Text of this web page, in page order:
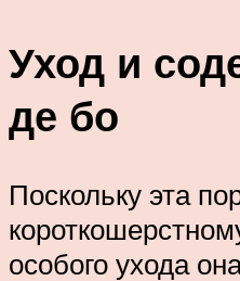
Уход и
де бо
Поскольку эта
особого ухода